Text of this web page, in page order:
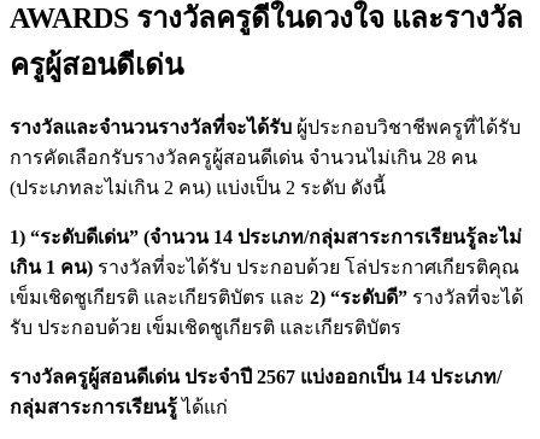
AWARDS รางวัลครูดีในดวงใจ และรางวัล
ครูผู้สอนดีเด่น
รางวัลและจำนวนรางวัลที่จะได้รับ ผู้ประกอบวิชาชีพครูที่ได้รับ
การคัดเลือกรับรางวัลครูผู้สอนดีเด่น จำนวนไม่เกิน 28 คน
(ประเภทละไม่เกิน 2 คน) แบ่งเป็น 2 ระดับ ดังนี้
1) “ระดับดีเด่น” (จำนวน 14 ประเภท/กลุ่มสาระการเรียนรู้ละไม่
เกิน 1 คน) รางวัลที่จะได้รับ ประกอบด้วย โล่ประกาศเกียรติคุณ
เข็มเชิดชูเกียรติ และเกียรติบัตร และ 2) “ระดับดี” รางวัลที่จะได้
รับ ประกอบด้วย เข็มเชิดชูเกียรติ และเกียรติบัตร
รางวัลครูผู้สอนดีเด่น ประจำปี 2567 แบ่งออกเป็น 14 ประเภท/
กลุ่มสาระการเรียนรู้ได้แก่